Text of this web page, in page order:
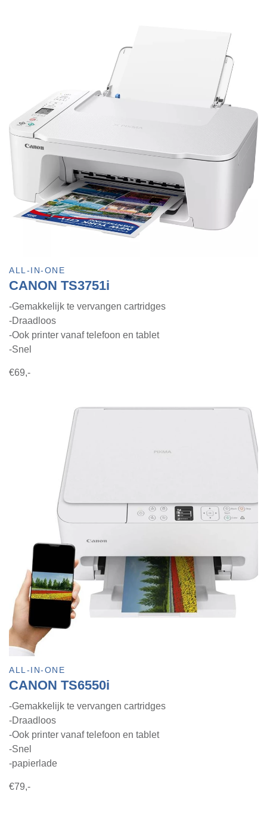
ALL-IN-ONE
CANON TS3751i
-Gemakkelijk te vervangen cartridges
-Draadloos
-Ook printer vanaf telefoon en tablet
-Snel
€69,-
ALL-IN-ONE
CANON TS6550i
-Gemakkelijk te vervangen cartridges
-Draadloos
-Ook printer vanaf telefoon en tablet
-Snel
-papierlade
€79,-